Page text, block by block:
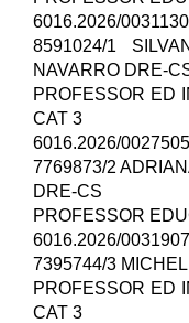
6016.2026/
8591024/1
NAVARRO DRE-
PROFESSOR ED
CAT 3
6016.2026/
7769873/2
DRE-CS
PROFESSOR
6016.2026/
7395744/3
PROFESSOR ED
CAT 3